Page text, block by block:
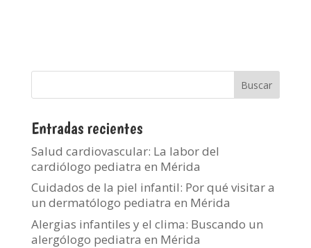
Entradas recientes
Salud cardiovascular: La labor del
cardiólogo pediatra en Mérida
Cuidados de la piel infantil: Por qué visitar a
un dermatólogo pediatra en Mérida
Alergias infantiles y el clima: Buscando un
alergólogo pediatra en Mérida